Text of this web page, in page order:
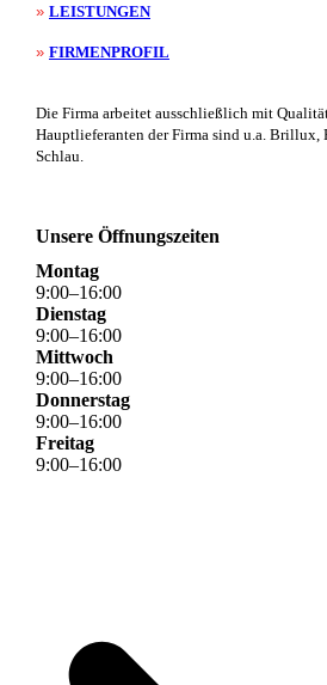
» LEISTUNGEN
» FIRMENPROFIL
Die Firma arbeitet ausschließlich mit
Hauptlieferanten der Firma sind u.a. Brillux,
Schlau.
Unsere Öffnungszeiten
Montag
9:00–16:00
Dienstag
9:00–16:00
Mittwoch
9:00–16:00
Donnerstag
9:00–16:00
Freitag
9:00–16:00